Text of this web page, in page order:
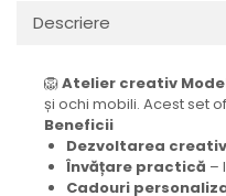
Descriere
🦁Atelier creativ
și ochi mobili. Acest set
Beneficii
Dezvoltarea
Învățare practică –
Cadouri